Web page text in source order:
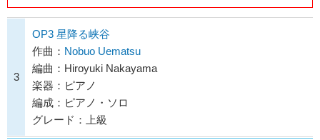
3
OP3 星降る峡谷
作曲： Nobuo Uematsu
編曲：Hiroyuki Nakayama
楽器：ピアノ
編成：ピアノ・ソロ
グレード：上級